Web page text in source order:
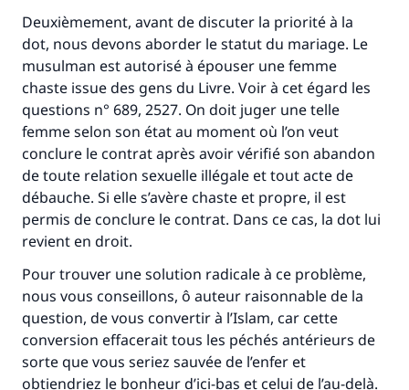
Deuxièmement, avant de discuter la priorité à la
dot, nous devons aborder le statut du mariage. Le
musulman est autorisé à épouser une femme
chaste issue des gens du Livre. Voir à cet égard les
questions n° 689, 2527. On doit juger une telle
femme selon son état au moment où l’on veut
conclure le contrat après avoir vérifié son abandon
de toute relation sexuelle illégale et tout acte de
débauche. Si elle s’avère chaste et propre, il est
permis de conclure le contrat. Dans ce cas, la dot lui
revient en droit.
Pour trouver une solution radicale à ce problème,
nous vous conseillons, ô auteur raisonnable de la
question, de vous convertir à l’Islam, car cette
conversion effacerait tous les péchés antérieurs de
sorte que vous seriez sauvée de l’enfer et
obtiendriez le bonheur d’ici-bas et celui de l’au-delà.
Faites une différence dans la vie de
millions de personnes grâce à votre
contribution
Aidez nous à apporter des réponses.
Le Messager d'Allah (Paix sur lui) a dit:
"Celui qui indique une bonne action obtient la